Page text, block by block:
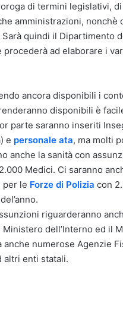
di termini legislativi,
amministrazioni, nonchè
Sarà quindi il Dipartimento
procederà ad elaborare i
ancora disponibili i
disponibili è
parte saranno inseriti
e personale ata, ma molti
anche la sanità con
Medici. Ci saranno
per le Forze di Polizia con
riguarderanno
dell’Interno ed il
anche numerose Agenzie
altri enti statali.